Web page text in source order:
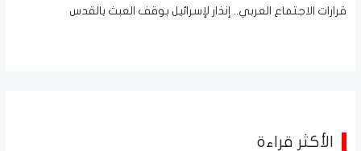
قرارات الاجتماع العربي.. إنذار لإسرائيل بوقف العبث بالقدس
الأكثر قراءة